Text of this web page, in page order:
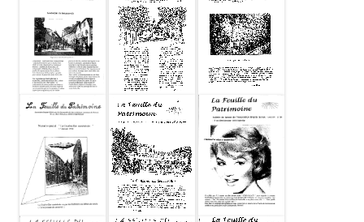
Feuille du
patrimoine
1997-01 N
Special
Feuille du
patrimoine
1996-12 N17
Feuille du
patrimoine
1996-06 N16
Feuille du
patrimoine
1996-04 N15
Feuille du
patrimoine
1996-03 N14
Feuille du
patrimoine
1996-01 N13